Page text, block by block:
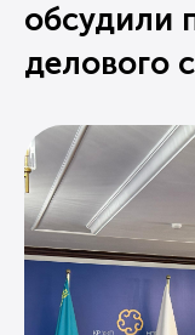
обсудили
делового